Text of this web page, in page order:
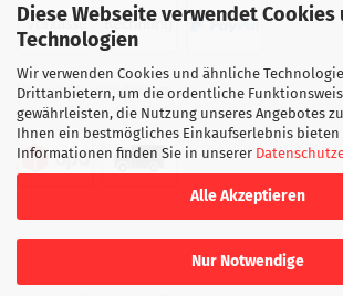
Diese Webseite verwendet Cookies
Technologien
Wir verwenden Cookies und ähnliche
Drittanbietern, um die ordentliche
gewährleisten, die Nutzung unseres Angebotes
Ihnen ein bestmögliches Einkaufserlebnis bieten
Informationen finden Sie in unserer
Alle Akzeptieren
Nur Notwendige
Unsere Versandarten: